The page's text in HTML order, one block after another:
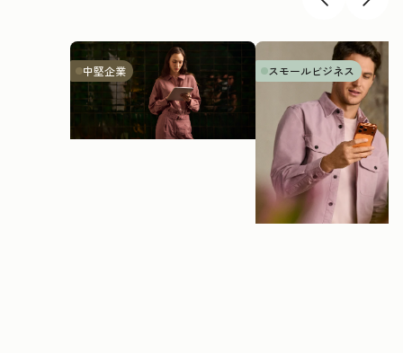
中堅企業 スモールビジネス